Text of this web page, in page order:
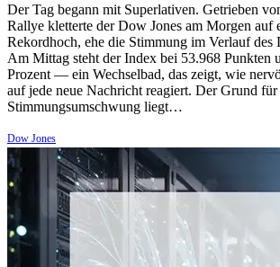
Der Tag begann mit Superlativen. Getrieben
Rallye kletterte der Dow Jones am Morgen auf
Rekordhoch, ehe die Stimmung im Verlauf des
Am Mittag steht der Index bei 53.968 Punkten
Prozent — ein Wechselbad, das zeigt, wie
auf jede neue Nachricht reagiert. Der Grund für
Stimmungsumschwung liegt…
Dow Jones